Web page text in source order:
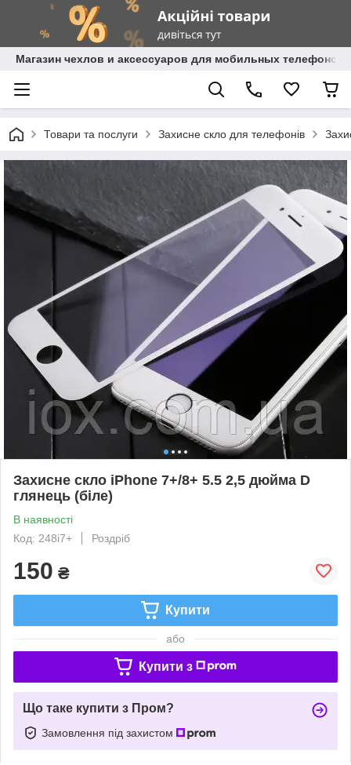
Магазин чехлов и аксессуаров для мобильных телефонов
Товари та послуги Захисне скло для телефонів
Захисне скло iPhone 7+/8+ 5.5 2,5 дюйма D
глянець (біле)
В наявності
Код: 248i7+
Роздріб
150 ₴
Купити
або
Купити з
Що таке купити з Пром?
Замовлення під захистом